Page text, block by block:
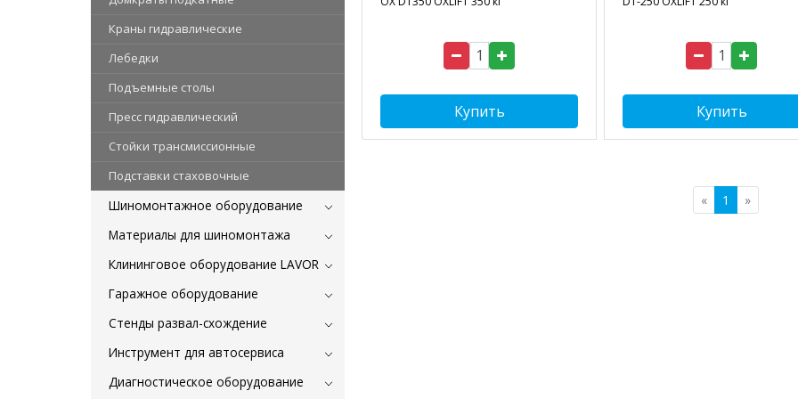
Краны гидравлические
Лебедки
Подъемные столы
Пресс гидравлический
Стойки трансмиссионные
Подставки стаховочные
Шиномонтажное оборудование
Материалы для шиномонтажа
Клининговое оборудование LAVOR
Гаражное оборудование
Стенды развал-схождение
Инструмент для автосервиса
Диагностическое оборудование
Купить Купить
« 1 »